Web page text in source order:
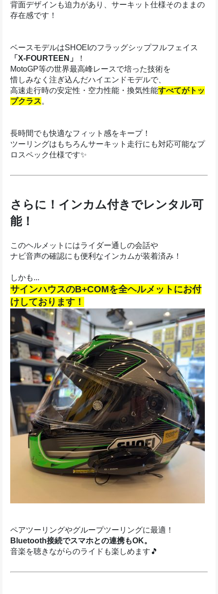
背面デザインも迫力があり、サーキット仕様そのままの
存在感です！
ベースモデルはSHOEIのフラッグシップフルフェイス
「X-FOURTEEN」
！
MotoGP等の世界最高峰レースで培った技術を
惜しみなく注ぎ込んだハイエンドモデルで、
高速走行時の安定性・空力性能・換気性能すべてがトッ
プクラス。
長時間でも快適なフィット感をキープ！
ツーリングはもちろんサーキット走行にも対応可能なプ
ロスペック仕様です✨
さらに！インカム付きでレンタル可
能！
このヘルメットにはライダー通しの会話や
ナビ音声の確認にも便利なインカムが装着済み！
しかも...
サインハウスのB+COMを全ヘルメットにお付
けしております！
ペアツーリングやグループツーリングに最適！
Bluetooth接続でスマホとの連携もOK。
音楽を聴きながらのライドも楽しめます🎵